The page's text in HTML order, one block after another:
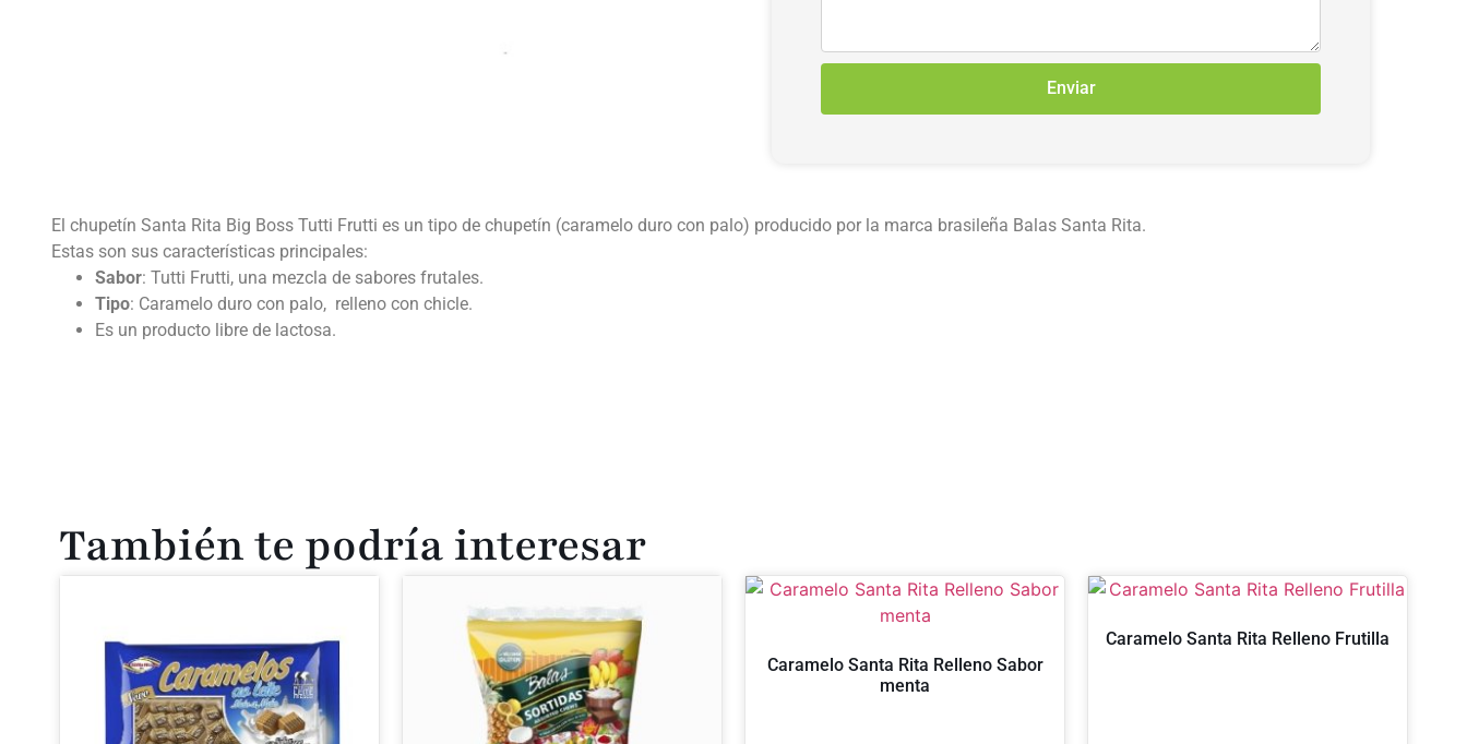
Enviar
El chupetín Santa Rita Big Boss Tutti Frutti es un tipo de chupetín (caramelo duro con palo) producido por la marca brasileña Balas Santa Rita.
Estas son sus características principales:
Sabor: Tutti Frutti, una mezcla de sabores frutales.
Tipo: Caramelo duro con palo, relleno con chicle.
Es un producto libre de lactosa.
También te podría interesar
Caramelo Santa Rita Relleno Sabor
menta
Caramelo Santa Rita Relleno Frutilla